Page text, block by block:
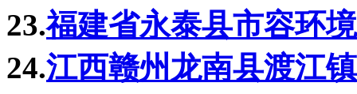
23.福建省永泰县市容环
24.江西赣州龙南县渡江